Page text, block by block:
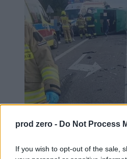
prod zero - Do Not Process
If you wish to opt-out of the sale,
Samochód zderzył się z